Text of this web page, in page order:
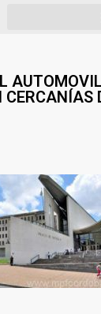
CERCANÍAS